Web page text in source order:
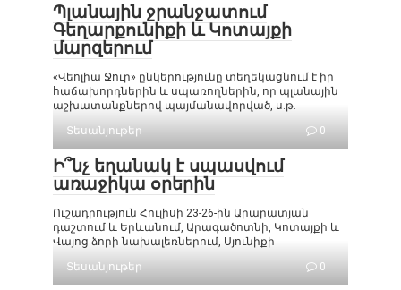
Պլանային ջրանջատում
Գեղարքունիքի և Կոտայքի
մարզերում
«Վեոլիա Ջուր» ընկերությունը տեղեկացնում է իր
հաճախորդներին և սպառողներին, որ պլանային
աշխատանքներով պայմանավորված, ս.թ.
Տեսանյութեր
0
Ի՞նչ եղանակ է սպասվում
առաջիկա օրերին
Ուշադրություն Հուլիսի 23-26-ին Արարատյան
դաշտում և Երևանում, Արագածոտնի, Կոտայքի և
Վայոց ձորի նախալեռներում, Սյունիքի
Տեսանյութեր
0